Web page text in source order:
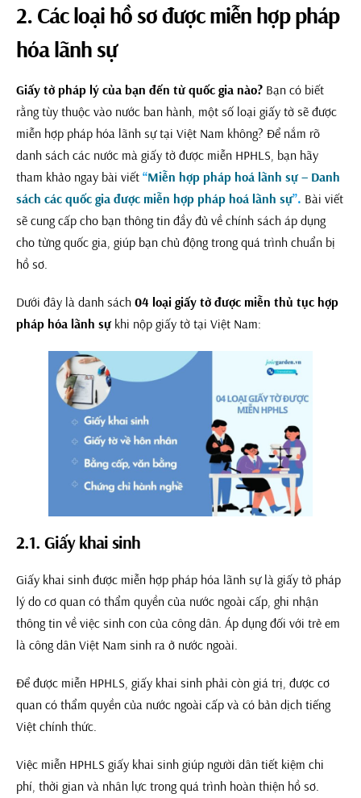
2. Các loại hồ sơ được miễn hợp pháp
hóa lãnh sự
Giấy tờ pháp lý của bạn đến từ quốc gia nào? Bạn có biết
rằng tùy thuộc vào nước ban hành, một số loại giấy tờ sẽ được
miễn hợp pháp hóa lãnh sự tại Việt Nam không? Để nắm rõ
danh sách các nước mà giấy tờ được miễn HPHLS, bạn hãy
tham khảo ngay bài viết “Miễn hợp pháp hoá lãnh sự – Danh
sách các quốc gia được miễn hợp pháp hoá lãnh sự”. Bài viết
sẽ cung cấp cho bạn thông tin đầy đủ về chính sách áp dụng
cho từng quốc gia, giúp bạn chủ động trong quá trình chuẩn bị
hồ sơ.
Dưới đây là danh sách 04 loại giấy tờ được miễn thủ tục hợp
pháp hóa lãnh sựkhi nộp giấy tờ tại Việt Nam:
2.1. Giấy khai sinh
Giấy khai sinh được miễn hợp pháp hóa lãnh sự là giấy tờ pháp
lý do cơ quan có thẩm quyền của nước ngoài cấp, ghi nhận
thông tin về việc sinh con của công dân. Áp dụng đối với trẻ em
là công dân Việt Nam sinh ra ở nước ngoài.
Để được miễn HPHLS, giấy khai sinh phải còn giá trị, được cơ
quan có thẩm quyền của nước ngoài cấp và có bản dịch tiếng
Việt chính thức.
Việc miễn HPHLS giấy khai sinh giúp người dân tiết kiệm chi
phí, thời gian và nhân lực trong quá trình hoàn thiện hồ sơ.